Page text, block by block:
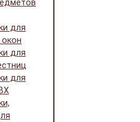
для
для
для